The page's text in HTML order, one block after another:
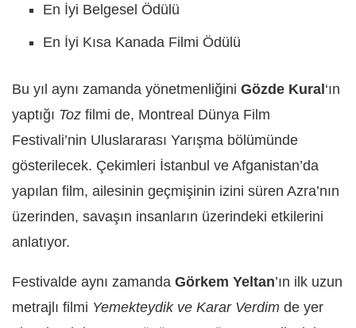
En İyi Belgesel Ödülü
En İyi Kısa Kanada Filmi Ödülü
Bu yıl aynı zamanda yönetmenliğini Gözde Kural‘ın
yaptığı Toz filmi de, Montreal Dünya Film
Festivali’nin Uluslararası Yarışma bölümünde
gösterilecek. Çekimleri İstanbul ve Afganistan’da
yapılan film, ailesinin geçmişinin izini süren Azra’nın
üzerinden, savaşın insanların üzerindeki etkilerini
anlatıyor.
Festivalde aynı zamanda Görkem Yeltan’ın ilk uzun
metrajlı filmi Yemekteydik ve Karar Verdim de yer